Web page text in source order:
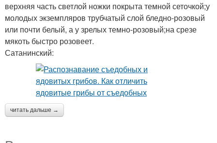
верхняя часть светлой ножки покрыта темной сеточкой;у
молодых экземпляров трубчатый слой бледно-розовый
или почти белый, а у зрелых темно-розовый;на срезе
мякоть быстро розовеет.
Сатанинский:
читать дальше →